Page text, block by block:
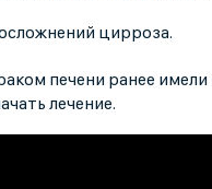
цирроза.
печени ранее
лечение.